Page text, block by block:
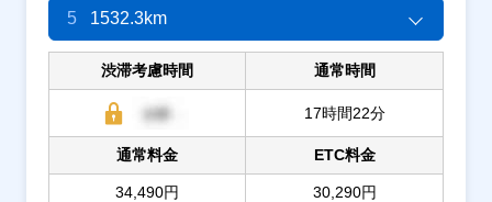
5 1532.3km
渋滞考慮時間 通常時間
17時間22分
通常料金
34,490円
ETC料金
30,290円